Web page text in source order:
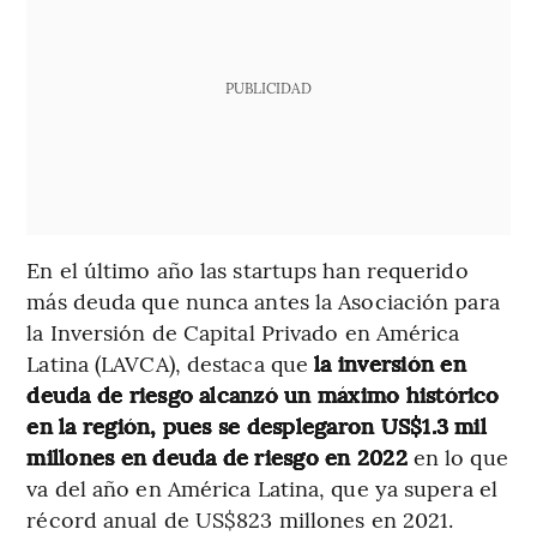
PUBLICIDAD
En el último año las startups han requerido
más deuda que nunca antes la Asociación para
la Inversión de Capital Privado en América
Latina (LAVCA), destaca quela inversión en
deuda de riesgo alcanzó un máximo histórico
en la región, pues se desplegaron US$1.3 mil
millones en deuda de riesgo en 2022en lo que
va del año en América Latina, que ya supera el
récord anual de US$823 millones en 2021.